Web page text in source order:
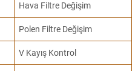
Hava Filtre Değişim
Polen Filtre Değişim
V Kayış Kontrol